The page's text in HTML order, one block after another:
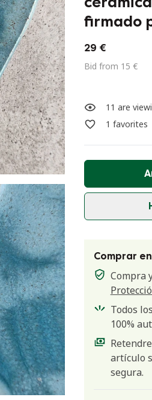
firmado
29 €
Bid from 15 €
11 are
1 favorites
Comprar
Compra
Todos
100%
artículo
segura.